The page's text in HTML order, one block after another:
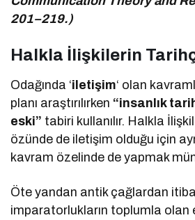
201–219.)
Halkla İlişkilerin
Odağında ‘iletişim‘ olan
planı araştırılırken “insanlık
eski” tabiri kullanılır. Halkla
özünde de iletişim olduğu için
kavram özelinde de yapmak
Öte yandan antik çağlardan
imparatorlukların toplumla olan